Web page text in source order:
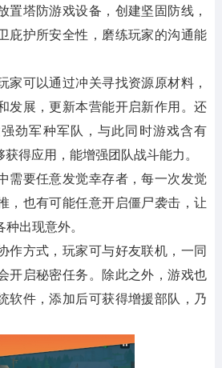
置塔防游戏设备，创建坚固防线，
庇护所安全性，磨练玩家的沟通能
家可以通过冲关寻找资源原材料，
发展，更新本营能开启新作用。还
劲军种军队，与此同时游戏含有
得应用，能增强团队战斗能力。
需要任意发觉幸存者，每一次发觉
，也有可能任意开启僵尸袭击，让
出现意外。
作方式，玩家可与好友联机，一同
开启秘密任务。除此之外，游戏也
软件，添加后可获得增援部队，乃